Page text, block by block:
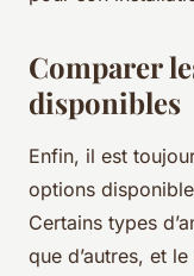
Comparer
disponibles
Enfin, il est
options
Certains types
que d’autres, et